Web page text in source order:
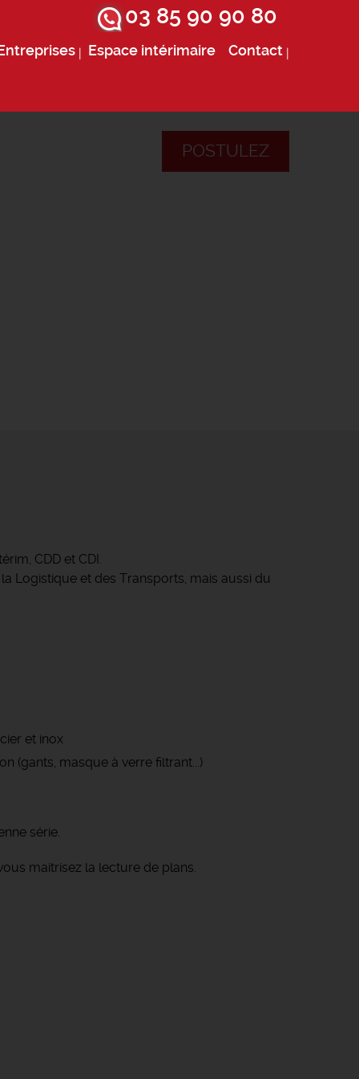
03 85 90 90 80
Espace intérimaire Contact
POSTULEZ
CDD et CDI.
Logistique et des Transports, mais aussi du
et inox
(gants, masque à verre filtrant...)
série.
maitrisez la lecture de plans.